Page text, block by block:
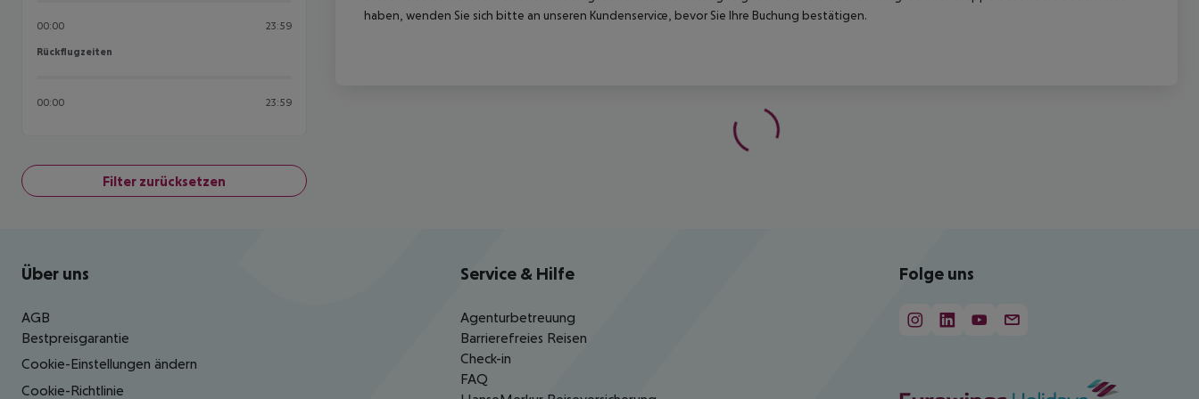
00:00 23:59
Rückflugzeiten
Rückflugzeiten
00:00 23:59
Filter zurücksetzen
haben, wenden Sie sich bitte an unseren Kundenservice, bevor Sie Ihre Buchung bestätigen.
Footer navigation
Über uns
AGB
Bestpreisgarantie
Cookie-Einstellungen ändern
Cookie-Richtlinie
Service & Hilfe
Agenturbetreuung
Barrierefreies Reisen
Check-in
FAQ
Folge uns